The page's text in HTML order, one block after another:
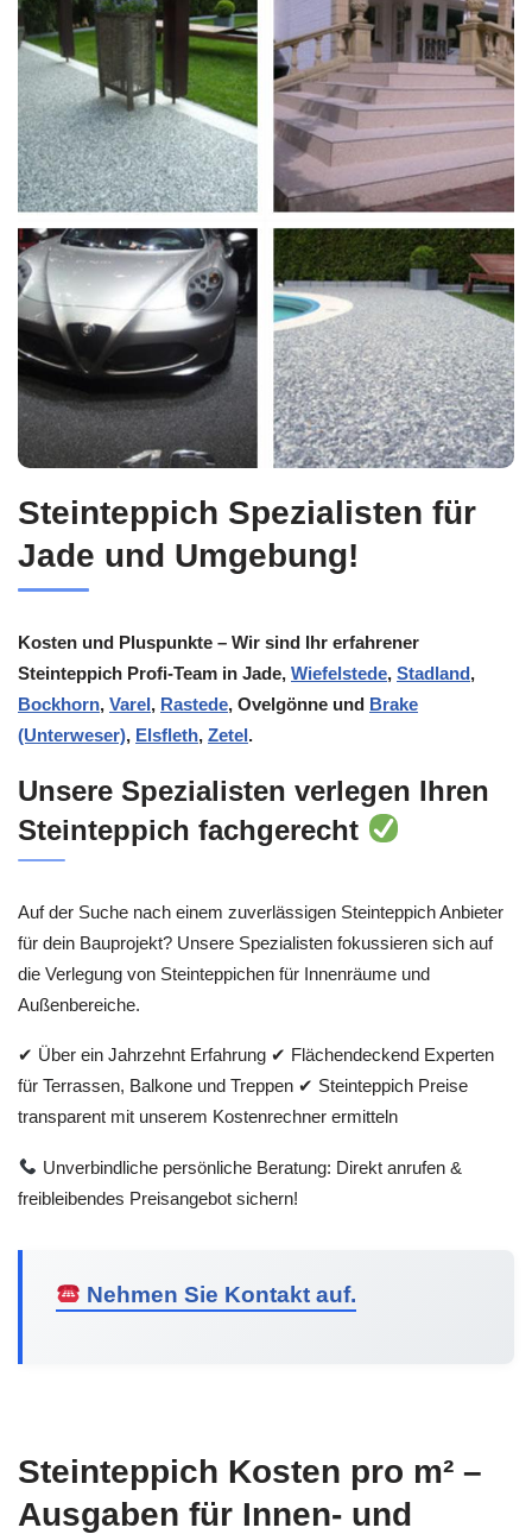
Steinteppich Spezialisten für
Jade und Umgebung!
Kosten und Pluspunkte – Wir sind Ihr erfahrener
Steinteppich Profi-Team in Jade, Wiefelstede, Stadland,
Bockhorn, Varel, Rastede, Ovelgönne und Brake
(Unterweser), Elsfleth, Zetel.
Unsere Spezialisten verlegen Ihren
Steinteppich fachgerecht
Auf der Suche nach einem zuverlässigen Steinteppich Anbieter
für dein Bauprojekt? Unsere Spezialisten fokussieren sich auf
die Verlegung von Steinteppichen für Innenräume und
Außenbereiche.
✔ Über ein Jahrzehnt Erfahrung ✔ Flächendeckend Experten
für Terrassen, Balkone und Treppen ✔ Steinteppich Preise
transparent mit unserem Kostenrechner ermitteln
Unverbindliche persönliche Beratung: Direkt anrufen &
freibleibendes Preisangebot sichern!
Nehmen Sie Kontakt auf.
Steinteppich Kosten pro m² –
Ausgaben für Innen- und